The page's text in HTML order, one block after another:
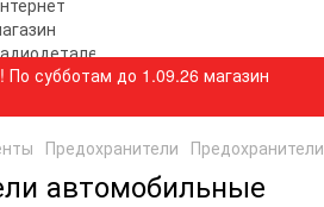
субботам до 1.09.26 магазин
Предохранители
автомобильные